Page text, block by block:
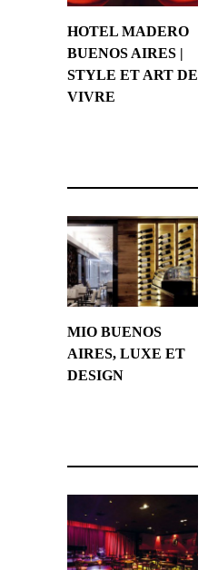
HOTEL MADERO
BUENOS AIRES |
STYLE ET ART DE
VIVRE
MIO BUENOS
AIRES, LUXE ET
DESIGN